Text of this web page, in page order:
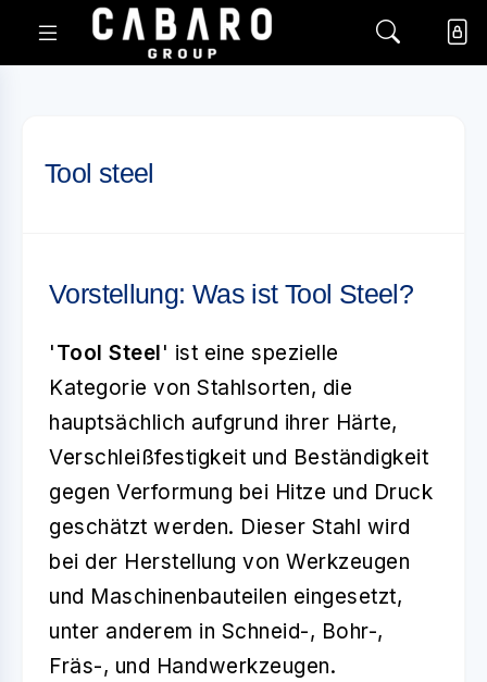
Tool steel
Vorstellung: Was ist Tool Steel?
'Tool Steel' ist eine spezielle
Kategorie von Stahlsorten, die
hauptsächlich aufgrund ihrer Härte,
Verschleißfestigkeit und Beständigkeit
gegen Verformung bei Hitze und Druck
geschätzt werden. Dieser Stahl wird
bei der Herstellung von Werkzeugen
und Maschinenbauteilen eingesetzt,
unter anderem in Schneid-, Bohr-,
Fräs-, und Handwerkzeugen.